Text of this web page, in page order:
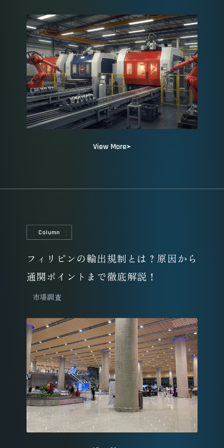
View More
Column
フィリピンの輸出規制とは？原因から
通関ポイントまで徹底解説！
市場調査